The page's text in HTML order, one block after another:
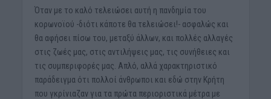
Όταν με το καλό τελειώσει αυτή η πανδημία του
κορωνοϊού -διότι κάποτε θα τελειώσει!- ασφαλώς και
θα αφήσει πίσω του, μεταξύ άλλων, και πολλές αλλαγές
στις ζωές μας, στις αντιλήψεις μας, τις συνήθειες και
τις συμπεριφορές μας. Απλό, αλλά χαρακτηριστικό
παράδειγμα ότι πολλοί άνθρωποι και εδώ στην Κρήτη
που γκρίνιαζαν για τα πρώτα περιοριστικά μέτρα με